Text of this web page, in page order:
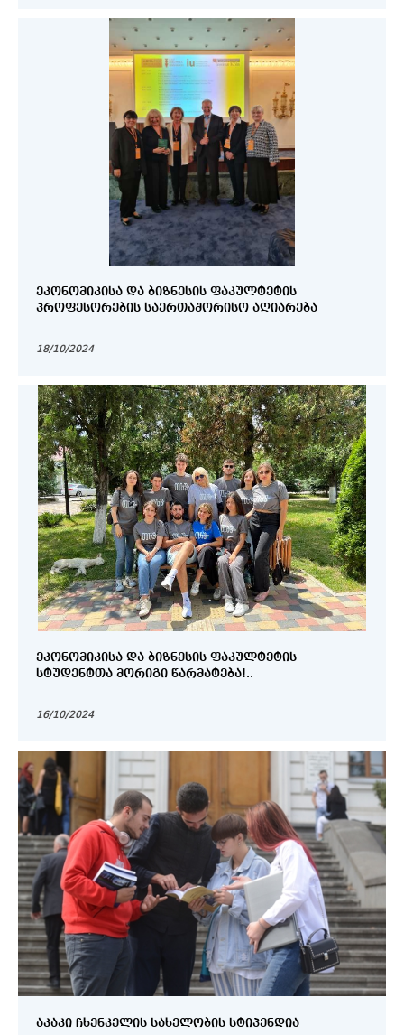
ᲔᲙᲝᲜᲝᲛᲘᲙᲘᲡᲐ ᲓᲐ ᲑᲘᲖᲜᲔᲡᲘᲡ ᲤᲐᲙᲣᲚᲢᲔᲢᲘᲡ
ᲞᲠᲝᲤᲔᲡᲝᲠᲔᲑᲘᲡ ᲡᲐᲔᲠᲗᲐᲨᲝᲠᲘᲡᲝ ᲐᲦᲘᲐᲠᲔᲑᲐ
18/10/2024
ᲔᲙᲝᲜᲝᲛᲘᲙᲘᲡᲐ ᲓᲐ ᲑᲘᲖᲜᲔᲡᲘᲡ ᲤᲐᲙᲣᲚᲢᲔᲢᲘᲡ
ᲡᲢᲣᲓᲔᲜᲢᲗᲐ ᲛᲝᲠᲘᲒᲘ ᲬᲐᲠᲛᲐᲢᲔᲑᲐ!..
16/10/2024
ᲐᲙᲐᲙᲘ ᲩᲮᲔᲜᲙᲔᲚᲘᲡ ᲡᲐᲮᲔᲚᲝᲑᲘᲡ ᲡᲢᲘᲞᲔᲜᲓᲘᲐ